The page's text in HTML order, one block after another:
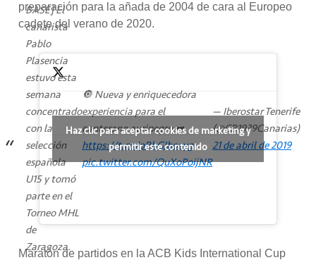
preparación para la añada de 2004 de cara al Europeo
cadete del verano de 2020.
BASE] El
canarista
Pablo
Plasencia
estuvo esta
semana
concentrado
con la
selección
española
U15 y tomó
parte en el
Torneo MHL
de
Zaragoza.
🔘 Nueva y enriquecedora
experiencia para el
canterano aurinegro ➡️
https://t.co/pRbGJbozyg
pic.twitter.com/QuXoPoijNR
— Iberostar Tenerife
(@CB1939Canarias)
21 de abril de 2019
Haz clic para aceptar cookies de marketing y
permitir este contenido
Maratón de partidos en la ACB Kids International Cup